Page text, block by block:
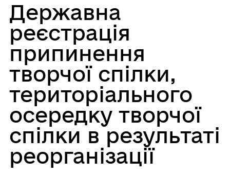
Державна
реєстрація
припинення
творчої спілки,
територіального
осередку творчої
спілки в результаті
реорганізації